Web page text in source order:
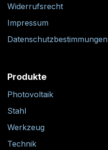
Widerrufsrecht
Impressum
Datenschutzbestimmungen
Produkte
Photovoltaik
Stahl
Werkzeug
Technik